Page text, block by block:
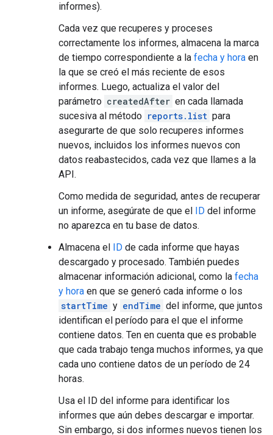
informes).
Cada vez que recuperes y proceses
correctamente los informes, almacena la marca
de tiempo correspondiente a la fecha y hora en
la que se creó el más reciente de esos
informes. Luego, actualiza el valor del
parámetro createdAfter en cada llamada
sucesiva al método reports.list para
asegurarte de que solo recuperes informes
nuevos, incluidos los informes nuevos con
datos reabastecidos, cada vez que llames a la
API.
Como medida de seguridad, antes de recuperar
un informe, asegúrate de que el ID del informe
no aparezca en tu base de datos.
Almacena el ID de cada informe que hayas
descargado y procesado. También puedes
almacenar información adicional, como la fecha
y hora en que se generó cada informe o los
startTime y endTime del informe, que juntos
identifican el período para el que el informe
contiene datos. Ten en cuenta que es probable
que cada trabajo tenga muchos informes, ya que
cada uno contiene datos de un período de 24
horas.
Usa el ID del informe para identificar los
informes que aún debes descargar e importar.
Sin embargo, si dos informes nuevos tienen los